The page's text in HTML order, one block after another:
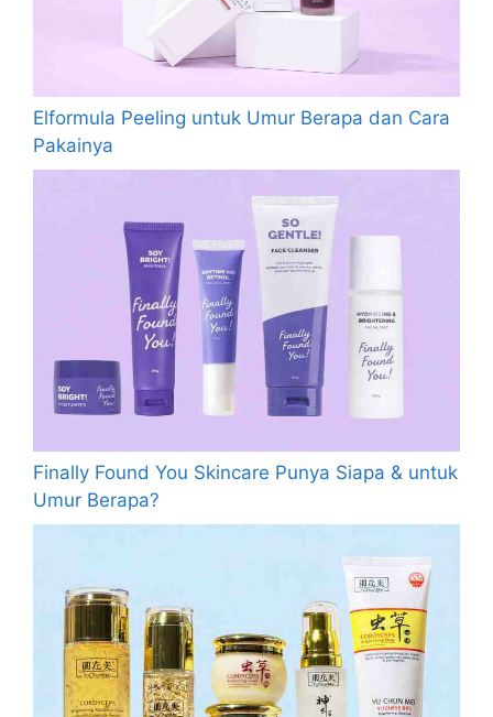
Elformula Peeling untuk Umur Berapa dan Cara
Pakainya
Finally Found You Skincare Punya Siapa & untuk
Umur Berapa?